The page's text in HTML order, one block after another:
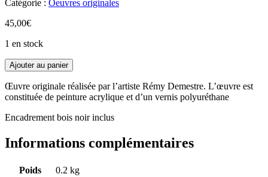
Catégorie : Oeuvres originales
45,00€
1 en stock
Ajouter au panier
Œuvre originale réalisée par l’artiste Rémy Demestre. L’œuvre est
constituée de peinture acrylique et d’un vernis polyuréthane
Encadrement bois noir inclus
Informations complémentaires
Poids
0.2 kg